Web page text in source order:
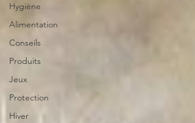
Hygiène
Alimentation
Conseils
Produits
Jeux
Protection
Hiver